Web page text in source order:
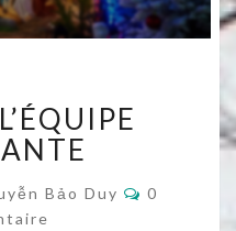
DE
Bảo Duy
0